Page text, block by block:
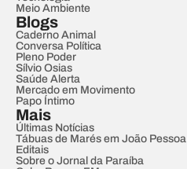
Meio Ambiente
Blogs
Caderno Animal
Conversa Política
Pleno Poder
Sílvio Osias
Saúde Alerta
Mercado em Movimento
Papo Íntimo
Mais
Últimas Notícias
Tábuas de Marés em João Pessoa
Editais
Sobre o Jornal da Paraíba